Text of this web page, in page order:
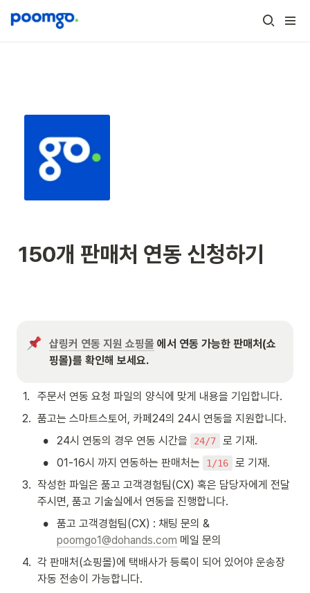
150개 판매처 연동 신청하기
샵링커 연동 지원 쇼핑몰 에서 연동 가능한 판매처(쇼
핑몰)를 확인해 보세요.
1.
주문서 연동 요청 파일의 양식에 맞게 내용을 기입합니다.
2. 품고는 스마트스토어, 카페24의 24시 연동을 지원합니다.
• 24시 연동의 경우 연동 시간을 24/7 로 기재.
• 01-16시 까지 연동하는 판매처는 1/16
로 기재.
3. 작성한 파일은 품고 고객경험팀(CX) 혹은 담당자에게 전달
주시면, 품고 기술실에서 연동을 진행합니다.
•
poomgo1@dohands.com 메일 문의
4. 각 판매처(쇼핑몰)에 택배사가 등록이 되어 있어야 운송장
자동 전송이 가능합니다.